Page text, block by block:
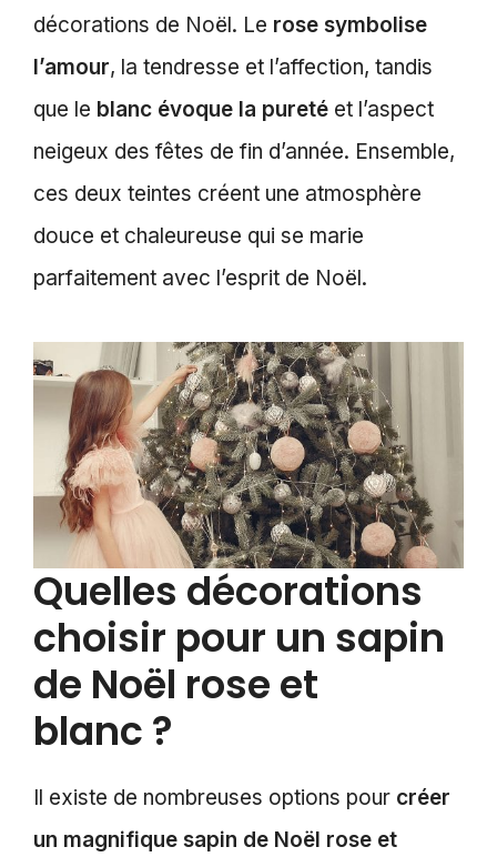
décorations de Noël. Le rose symbolise
l’amour, la tendresse et l’affection, tandis
que le blanc évoque la pureté et l’aspect
neigeux des fêtes de fin d’année. Ensemble,
ces deux teintes créent une atmosphère
douce et chaleureuse qui se marie
parfaitement avec l’esprit de Noël.
Quelles décorations
choisir pour un sapin
de Noël rose et
blanc ?
Il existe de nombreuses options pour créer
un magnifique sapin de Noël rose et